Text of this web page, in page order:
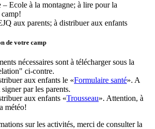
– Ecole à la montagne; à lire pour la
aux parents; à distribuer aux enfants
de votre camp
nécessaires sont à télécharger sous la
ci-contre.
aux enfants le «Formulaire santé». A
par les parents.
aux enfants «Trousseau». Attention, à
météo!
sur les activités, merci de consulter la